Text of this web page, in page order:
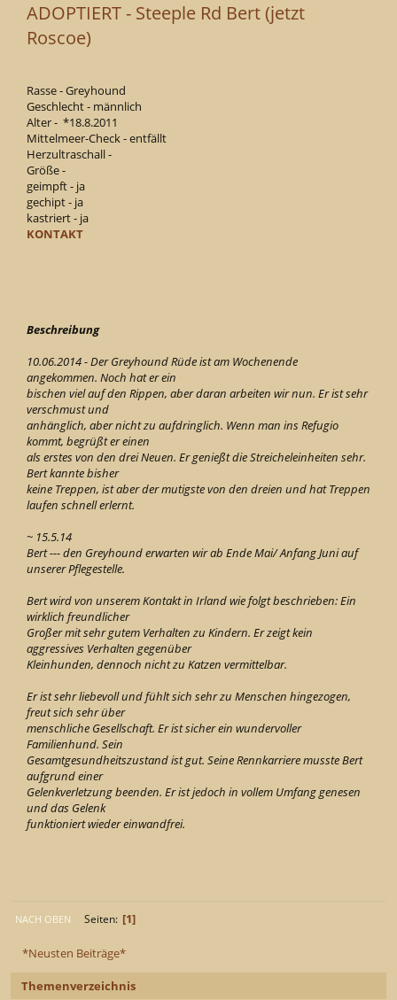
*Neusten Beiträge*
Themenverzeichnis
ADOPTIERT - Steeple Rd Bert (jetzt
Roscoe)
Rasse - Greyhound
Geschlecht - männlich
Alter - *18.8.2011
Mittelmeer-Check - entfällt
Herzultraschall -
Größe -
geimpft - ja
gechipt - ja
kastriert - ja
KONTAKT
Beschreibung
10.06.2014 - Der Greyhound Rüde ist am Wochenende
angekommen. Noch hat er ein
bischen viel auf den Rippen, aber daran arbeiten wir nun. Er ist sehr
verschmust und
anhänglich, aber nicht zu aufdringlich. Wenn man ins Refugio
kommt, begrüßt er einen
als erstes von den drei Neuen. Er genießt die Streicheleinheiten sehr.
Bert kannte bisher
keine Treppen, ist aber der mutigste von den dreien und hat Treppen
laufen schnell erlernt.
~ 15.5.14
Bert --- den Greyhound erwarten wir ab Ende Mai/ Anfang Juni auf
unserer Pflegestelle.
Bert wird von unserem Kontakt in Irland wie folgt beschrieben: Ein
wirklich freundlicher
Großer mit sehr gutem Verhalten zu Kindern. Er zeigt kein
aggressives Verhalten gegenüber
Kleinhunden, dennoch nicht zu Katzen vermittelbar.
Er ist sehr liebevoll und fühlt sich sehr zu Menschen hingezogen,
freut sich sehr über
menschliche Gesellschaft. Er ist sicher ein wundervoller
Familienhund. Sein
Gesamtgesundheitszustand ist gut. Seine Rennkarriere musste Bert
aufgrund einer
Gelenkverletzung beenden. Er ist jedoch in vollem Umfang genesen
und das Gelenk
funktioniert wieder einwandfrei.
NACH OBEN Seiten 1